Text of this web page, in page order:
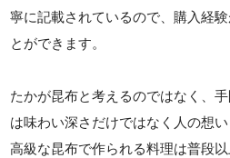
寧に記載されているので、購入経
とができます。
たかが昆布と考えるのではなく、
は味わい深さだけではなく人の想
高級な昆布で作られる料理は普段